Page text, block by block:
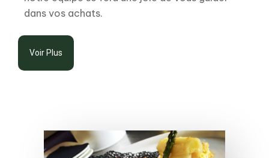
dans vos achats.
Voir Plus